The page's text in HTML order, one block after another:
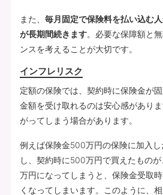
また、 毎月固定で保険料を払い込む
が長期間続きます。必要な保障額と
ンスを考えることが大切です。
インフレリスク
定額の保険では、契約時に保険金が
金額を受け取れるのは安心感があり
がってしまう場合があります。
例えば保険金500万円の保険に加入
し、契約時に500万円で買えたもの
万円になってしまうと、保険金受取
くなってしまいます。このように、